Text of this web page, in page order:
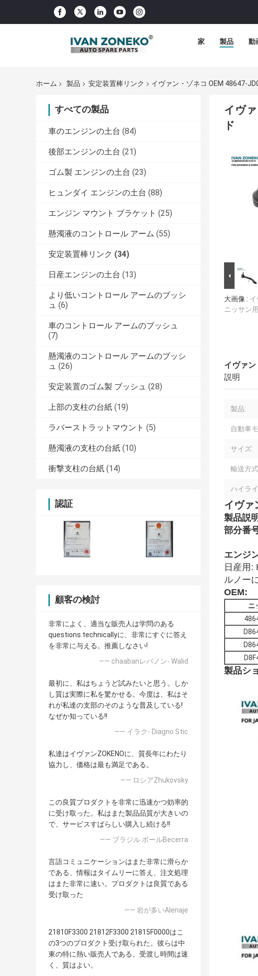
家 製品 動
ホーム 製品 安定装置棒リンク イヴァン・ゾネコ OEM 48647-
すべての製品
車のエンジンの土台 (84)
後部エンジンの土台 (21)
ゴム製 エンジンの土台 (23)
ヒュンダイ エンジンの土台 (88)
エンジン マウント ブラケット (25)
懸濁液のコントロール アーム (55)
安定装置棒リンク (34)
日産エンジンの土台 (13)
より低いコントロール アームのブッシ
ュ (6)
車のコントロール アームのブッシュ
(7)
懸濁液のコントロール アームのブッシ
ュ (26)
安定装置のゴム製 ブッシュ (28)
上部の支柱の台紙 (19)
ラバーストラットマウント (5)
懸濁液の支柱の台紙 (10)
衝撃支柱の台紙 (14)
認証
顧客の検討
非常によく、適当な販売人は学問のある
questions.technicallyに、非常にすぐに答え
を非常に与える。推薦しなさい!
—— chaabanレバノン- Walid
最初に、私はちょうど試みたいと思う。しか
し質は実際に私を驚かせる。今度は、私はそ
れが私達の支部のそのような普及している!
なぜか知っている!!
—— イラク- Diagno Stic
私達はイヴァンZOKENOに、質長年にわたり
協力し、価格は最も満足である。
—— ロシアZhukovsky
この良質プロダクトを非常に迅速かつ効率的
に受け取った。私はまた製品品質が大きいの
で、サービスすばらしい購入し続ける!!
—— ブラジル ポールBecerra
言語コミュニケーションはまた非常に滑らか
である、情報はタイムリーに答え、注文処理
はまた非常に速い。プロダクトは良質である
受け取った
—— 岩が多いAlenaje
21810F3300 21812F3300 21815F0000はこ
の3つのプロダクト受け取られた。彼らは中
東の特に熱い販売人である。受渡し時間は速
く、質はよい。
イヴ
ド
大画像 :
ニッサン
イヴァ
説明
製品:
自動車
サイズ:
輸送方
ハイラ
イヴァ
製品説
部分番
エンジ
日産用:
ルノー
OEM:
ニ
製品シ